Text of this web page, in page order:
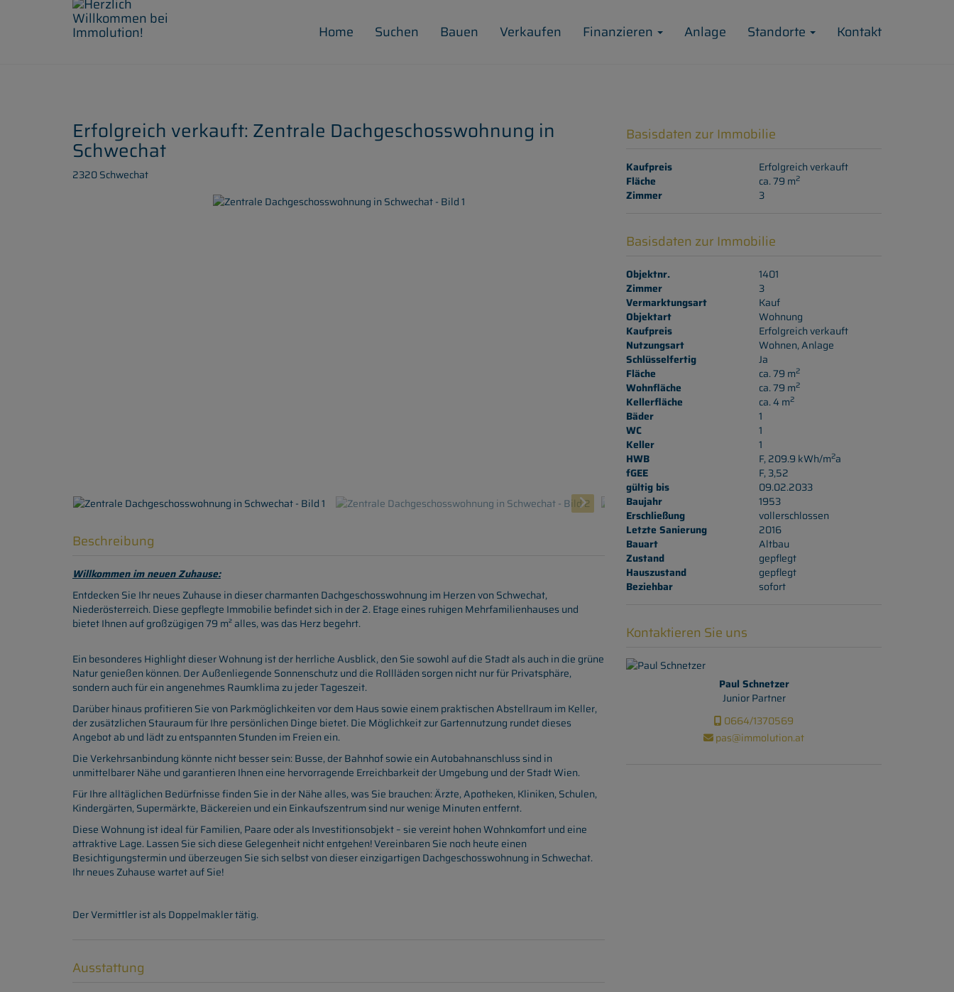
Home Suchen Bauen Verkaufen Finanzieren Anlage Standorte Kontakt
Erfolgreich verkauft: Zentrale Dachgeschosswohnung in
Schwechat
2320 Schwechat
Beschreibung
Willkommen im neuen Zuhause:
Entdecken Sie Ihr neues Zuhause in dieser charmanten Dachgeschosswohnung im Herzen von Schwechat,
Niederösterreich. Diese gepflegte Immobilie befindet sich in der 2. Etage eines ruhigen Mehrfamilienhauses und
bietet Ihnen auf großzügigen 79 m² alles, was das Herz begehrt.
Ein besonderes Highlight dieser Wohnung ist der herrliche Ausblick, den Sie sowohl auf die Stadt als auch in die grüne
Natur genießen können. Der Außenliegende Sonnenschutz und die Rollläden sorgen nicht nur für Privatsphäre,
sondern auch für ein angenehmes Raumklima zu jeder Tageszeit.
Darüber hinaus profitieren Sie von Parkmöglichkeiten vor dem Haus sowie einem praktischen Abstellraum im Keller,
der zusätzlichen Stauraum für Ihre persönlichen Dinge bietet. Die Möglichkeit zur Gartennutzung rundet dieses
Angebot ab und lädt zu entspannten Stunden im Freien ein.
Die Verkehrsanbindung könnte nicht besser sein: Busse, der Bahnhof sowie ein Autobahnanschluss sind in
unmittelbarer Nähe und garantieren Ihnen eine hervorragende Erreichbarkeit der Umgebung und der Stadt Wien.
Für Ihre alltäglichen Bedürfnisse finden Sie in der Nähe alles, was Sie brauchen: Ärzte, Apotheken, Kliniken, Schulen,
Kindergärten, Supermärkte, Bäckereien und ein Einkaufszentrum sind nur wenige Minuten entfernt.
Diese Wohnung ist ideal für Familien, Paare oder als Investitionsobjekt – sie vereint hohen Wohnkomfort und eine
attraktive Lage. Lassen Sie sich diese Gelegenheit nicht entgehen! Vereinbaren Sie noch heute einen
Besichtigungstermin und überzeugen Sie sich selbst von dieser einzigartigen Dachgeschosswohnung in Schwechat.
Ihr neues Zuhause wartet auf Sie!
Der Vermittler ist als Doppelmakler tätig.
Ausstattung
Basisdaten zur Immobilie
Kaufpreis
Erfolgreich verkauft
Fläche
ca. 79 m2
Zimmer 3
Basisdaten zur Immobilie
Objektnr.
1401
Zimmer
3
Vermarktungsart
Kauf
Objektart
Wohnung
Kaufpreis
Erfolgreich verkauft
Nutzungsart
Wohnen Anlage
Schlüsselfertig
Ja
Fläche
ca. 79 m2
Wohnfläche ca. 79 m2
Kellerfläche ca. 4 m2
Bäder
1
WC
1
Keller
1
HWB
F, 209.9 kWh/m2a
fGEE
F, 3,52
gültig bis
09.02.2033
Baujahr
1953
Erschließung
vollerschlossen
Letzte Sanierung
2016
Bauart
Altbau
Zustand
gepflegt
Hauszustand
gepflegt
Beziehbar
sofort
Kontaktieren Sie uns
Paul Schnetzer
Junior Partner
0664/1370569
pas@immolution.at